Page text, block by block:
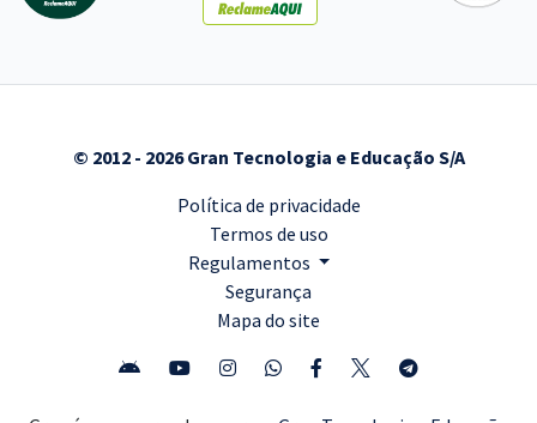
© 2012 - 2026 Gran Tecnologia e Educação S/A
Política de privacidade
Termos de uso
Regulamentos
Segurança
Mapa do site